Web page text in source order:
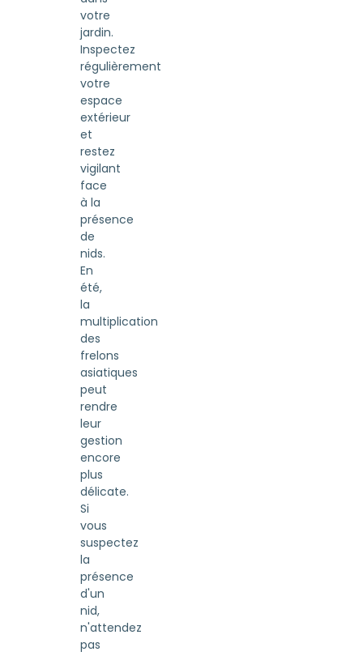
votre
jardin.
Inspectez
régulièrement
votre
espace
extérieur
et
restez
vigilant
face
à la
présence
de
nids.
En
été,
la
multiplication
des
frelons
asiatiques
peut
rendre
leur
gestion
encore
plus
délicate.
Si
vous
suspectez
la
présence
d'un
nid,
n'attendez
pas